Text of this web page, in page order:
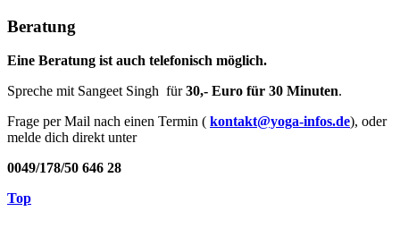
Beratung
Eine Beratung ist auch telefonisch möglich.
Spreche mit Sangeet Singh für30,- Euro für 30 Minuten.
Frage per Mail nach einen Termin ( kontakt@yoga-infos.de), oder
melde dich direkt unter
0049/178/50 646 28
Top